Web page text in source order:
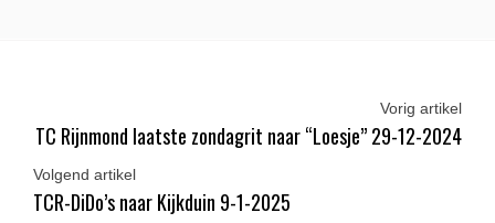
Vorig artikel
TC Rijnmond laatste zondagrit naar “Loesje” 29-12-2024
Volgend artikel
TCR-DiDo’s naar Kijkduin 9-1-2025